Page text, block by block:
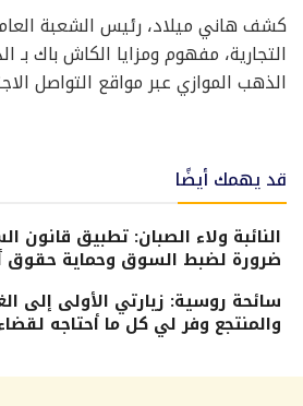
كشف هاني ميلاد، رئيس الشعبة
التجارية، مفهوم ومزايا الكاش باك
الذهب الموازي عبر مواقع التواصل
قد يهمك أيضًا
النائبة ولاء الصبان: تطبيق قانون
ضرورة لضبط السوق وحماية حقوق
سائحة روسية: زيارتي الأولى إلى
والمنتجع وفر لي كل ما أحتاجه